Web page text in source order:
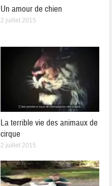
Un amour de chien
2 juillet 2015
La terrible vie des animaux de
cirque
2 juillet 2015